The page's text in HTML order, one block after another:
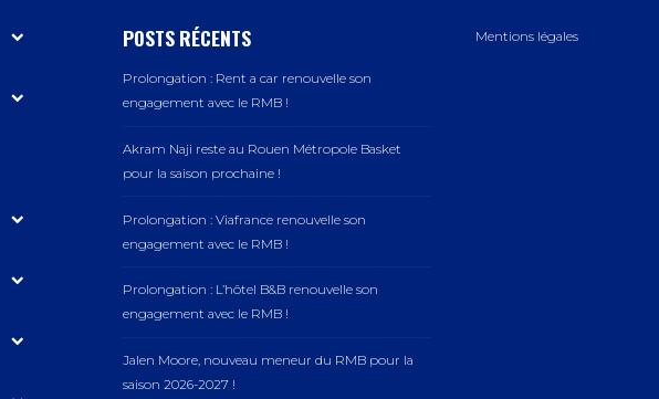
POSTS RÉCENTS
Prolongation : Rent a car renouvelle son
engagement avec le RMB !
Akram Naji reste au Rouen Métropole Basket
pour la saison prochaine !
Prolongation : Viafrance renouvelle son
engagement avec le RMB !
Prolongation : L’hôtel B&B renouvelle son
engagement avec le RMB !
Jalen Moore, nouveau meneur du RMB pour la
saison 2026-2027 !
Mentions légales